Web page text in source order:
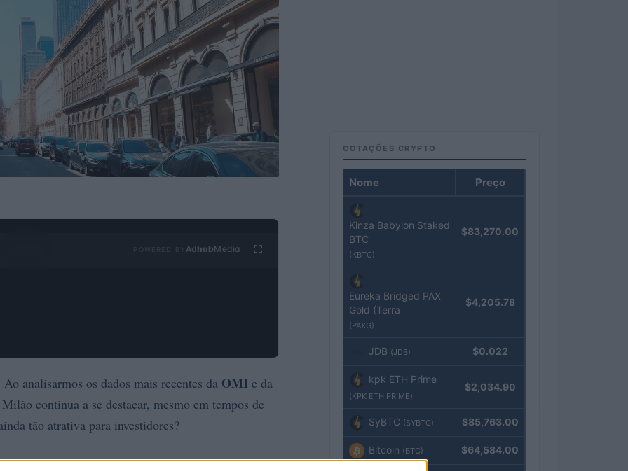
Ad hubMedia
analisarmos os dados mais recentes da OMI e da
continua a se destacar, mesmo em tempos de
tão atrativa para investidores?
COTAÇÕES CRYPTO
Nome Preço
Kinza Babylon Staked
BTC
(KBTC)
$83,270.00
Eureka Bridged PAX
Gold (Terra
(PAXG)
$4,205.78
JDB (JDB) $0.022
kpk ETH Prime
(KPK ETH PRIME)
$2,034.90
SyBTC (SYBTC) $85,763.00
Bitcoin (BTC) $64,584.00